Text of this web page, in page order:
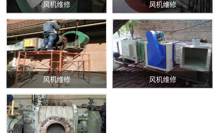
风机维修 风机维修
风机维修 风机维修